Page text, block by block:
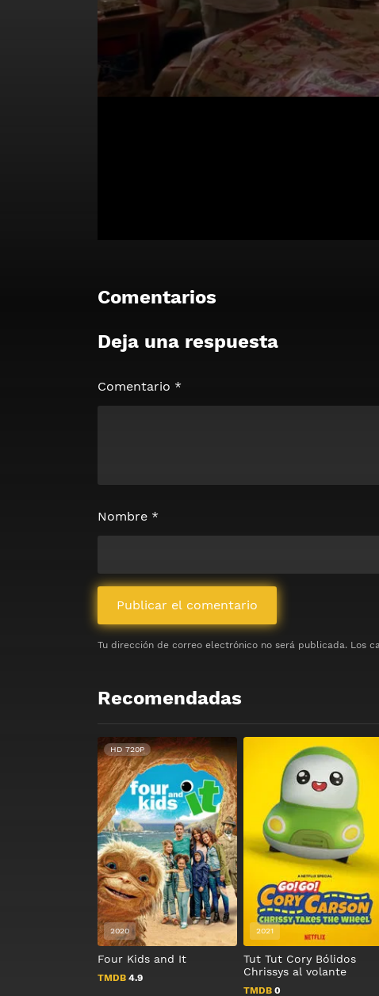
🔒 Acceso Requerido
Comentarios
Deja una respuesta
Tu dirección de correo electrónico no será publicada. Los
Comentario *
Nombre *
Recomendadas
Four Kids and It
TMDB 4.9
HD 720P
2020
Tut Tut Cory Bólidos
Chrissys al volante
TMDB 0
2021